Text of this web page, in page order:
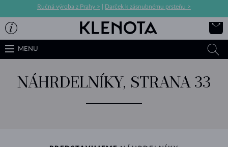
Ručná výroba z Prahy > Darček k zásnubnému prsteňu >
MENU
NÁHRDELNÍKY, STRANA 33